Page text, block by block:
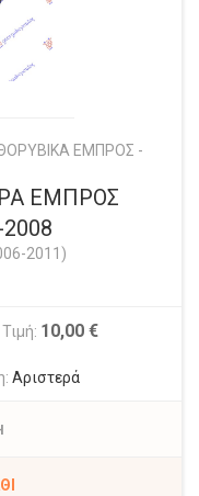
ΕΜΠΡΟΣ -
ΕΜΠΡΟΣ
2011)
Τιμή: 10,00 €
Αριστερά